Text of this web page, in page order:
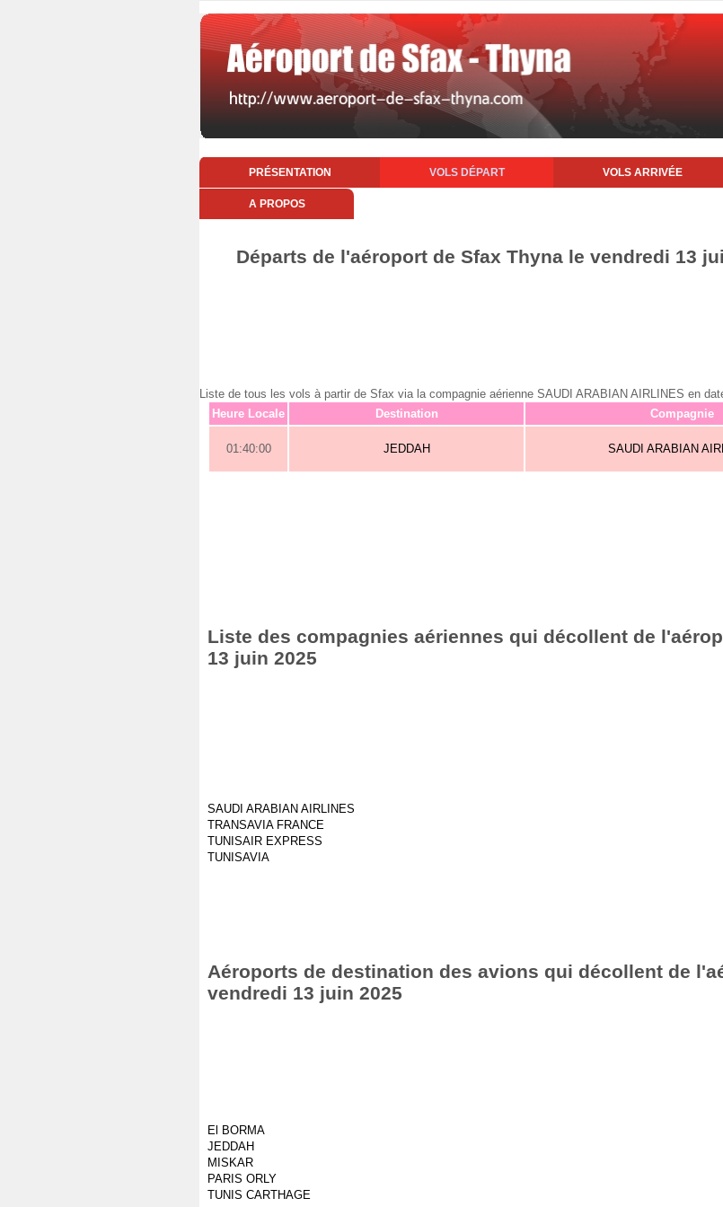
PRÉSENTATION VOLS DÉPART VOLS ARRIVÉE
A PROPOS
Départs de l'aéroport de Sfax Thyna le vendredi 13
Liste de tous les vols à partir de Sfax via la compagnie aérienne SAUDI ARABIAN AIRLINES en
Heure Locale
Destination Compagnie
01:40:00 JEDDAH SAUDI ARABIAN
Liste des compagnies aériennes qui décollent de
13 juin 2025
SAUDI ARABIAN AIRLINES
TRANSAVIA FRANCE
TUNISAIR EXPRESS
TUNISAVIA
Aéroports de destination des avions qui décollent de
vendredi 13 juin 2025
El BORMA
JEDDAH
MISKAR
PARIS ORLY
TUNIS CARTHAGE